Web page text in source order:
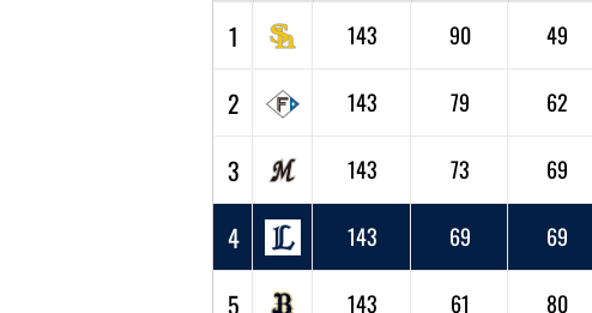
1 143 90 49
2 143 79 62
3 143 73 69
4 143 69 69
5 143 61 80